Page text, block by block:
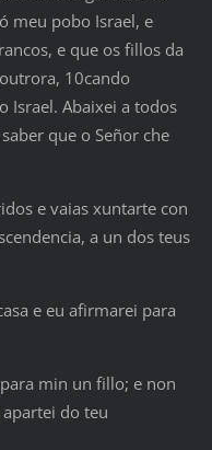
meu pobo Israel, e
e que os fillos da
10cando
Israel. Abaixei a todos
que o Señor che
e vaias xuntarte con
a un dos teus
e eu afirmarei para
min un fillo; e non
do teu